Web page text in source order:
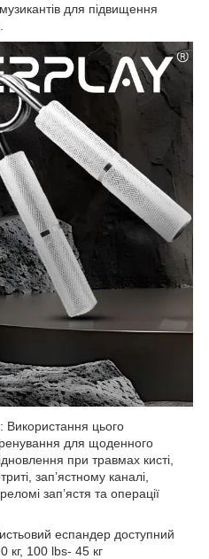
для підвищення
: Використання цього
для щоденного
при травмах кисті,
зап’ястному каналі,
зап’ястя та операції
еспандер доступний
кг, 100 lbs- 45 кг